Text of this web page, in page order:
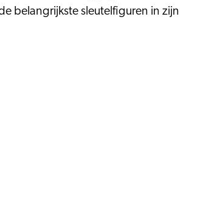
belangrijkste sleutelfiguren in zijn